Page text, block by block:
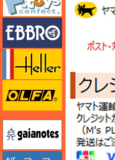
オルファ
ガイアノーツ
紙でコロコロ